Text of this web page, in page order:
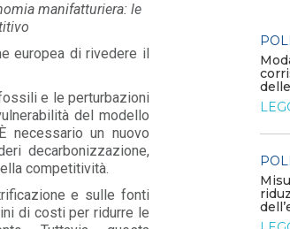
manifatturiera: le
europea di rivedere il
e le perturbazioni
del modello
necessario un nuovo
decarbonizzazione,
competitività.
e sulle fonti
di costi per ridurre le
di Elettricità Futura alla
sulla proposta di Industrial...
PIÙ
proposte regionali
PIÙ